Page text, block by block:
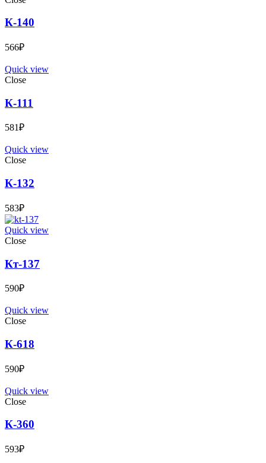
К-140
566₽
Quick view
Close
К-111
581₽
Quick view
Close
К-132
583₽
Quick view
Close
Кт-137
590₽
Quick view
Close
К-618
590₽
Quick view
Close
К-360
593₽